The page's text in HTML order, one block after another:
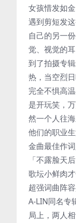
女孩惜发如
遇到剪短发
自己的另一
觉、视觉的耳
到了拍摄专
热，当空烈
完全不惧高
是开玩笑，
然一个人往
他们的职业
金曲最佳作
「不露脸天后
歌坛小鲜肉
超强词曲阵
A-LIN同名专
局上，两人